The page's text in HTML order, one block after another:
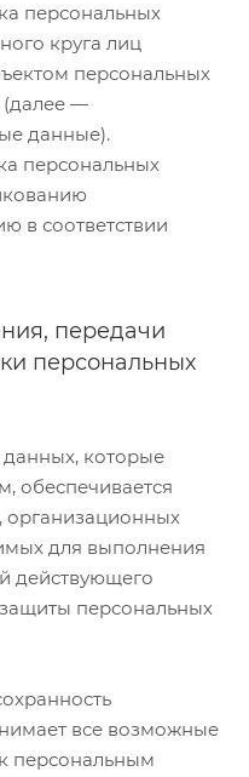
персональных
круга лиц
персональных
(далее —
данные).
персональных
в соответствии
передачи
персональных
данных, которые
обеспечивается
организационных
для выполнения
действующего
персональных
все возможные
персональным